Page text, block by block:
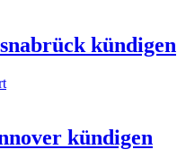
kündigen
kündigen